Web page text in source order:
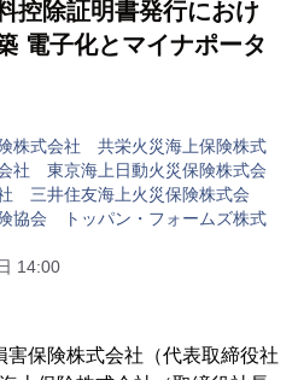
控除証明書発行におけ
電子化とマイナポータ
株式会社 共栄火災海上保険株式
社 東京海上日動火災保険株式会
三井住友海上火災保険株式会
協会 トッパン・フォームズ株式
14:00
保険株式会社（代表取締役社